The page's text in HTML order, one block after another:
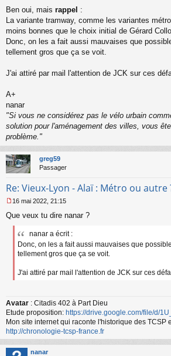
e
s
s
g
e
o
u
Ben oui, mais rappel :
La variante tramway, comme les variantes
moins bonnes que le choix initial de Gérard
Donc, on les a fait aussi mauvaises que
tellement gros que ça se voit.
J'ai attiré par mail l'attention de JCK sur ces
A+
nanar
"Si vous ne considérez pas le vélo urbain
solution pour l'aménagement des villes, vous
problème."
greg59
Passager
Re: Vieux-Lyon - Alaï : Métro ou autre
e
s
u
16 mai 2022, 21:15
Que veux tu dire nanar ?
nanar a écrit :
Donc, on les a fait aussi mauvaises que
tellement gros que ça se voit.
J'ai attiré par mail l'attention de JCK sur ces
Avatar : Citadis 402 à Part Dieu
Etude proposition: https://drive.google.com/file/d/
Mon site internet qui raconte l'historique des TCSP
http://chronologie-tcsp-france.fr
nanar